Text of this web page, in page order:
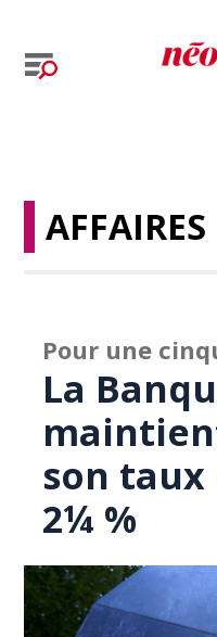
AFFAIRES
Pour une
La
son
2¼ %